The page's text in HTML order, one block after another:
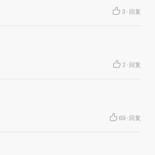
3 · 回复
2 · 回复
69 · 回复